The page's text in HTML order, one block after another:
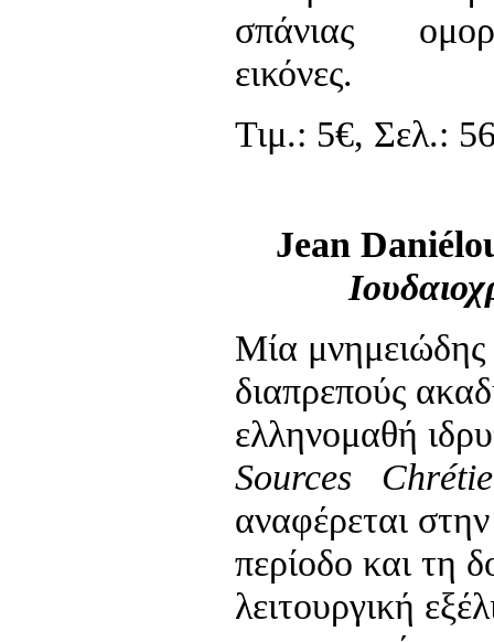
σπάνιας
εικόνες.
Τιμ.: 5€, Σελ.:
Jean
Μία μνημειώδης
διαπρεπούς
ελληνομαθή
Sources
αναφέρεται
περίοδο και τη
λειτουργική